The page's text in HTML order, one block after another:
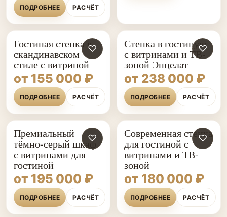
ПОДРОБНЕЕ РАСЧЁТ
♡
Гостиная стенка в
скандинавском
стиле с витриной
от 155 000 ₽
ПОДРОБНЕЕ РАСЧЁТ
♡
Стенка в гостиную
с витринами и ТВ-
зоной Энцелат
от 238 000 ₽
ПОДРОБНЕЕ РАСЧЁТ
♡
Премиальный
тёмно-серый шкаф
с витринами для
гостиной
от 195 000 ₽
ПОДРОБНЕЕ РАСЧЁТ
♡
Современная стенка
для гостиной с
витринами и ТВ-
зоной
от 180 000 ₽
ПОДРОБНЕЕ РАСЧЁТ